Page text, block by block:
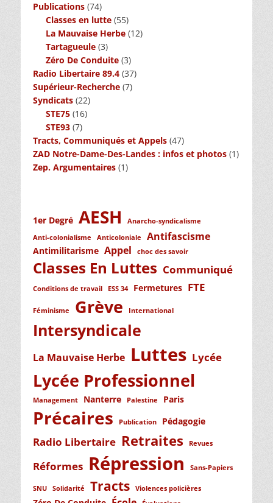
Publications (74)
Classes en lutte (55)
La Mauvaise Herbe (12)
Tartagueule (3)
Zéro De Conduite (3)
Radio Libertaire 89.4 (37)
Supérieur-Recherche (7)
Syndicats (22)
STE75 (16)
STE93 (7)
Tracts, Communiqués et Appels (47)
ZAD Notre-Dame-Des-Landes : infos et photos (1)
Zep. Argumentaires (1)
1er Degré AESH
Anarcho-syndicalisme
Anti-colonialisme
Anticoloniale Antifascisme
Antimilitarisme Appel choc des savoir
Classes En Luttes Communiqué
Conditions de travail ESS 34 Fermetures FTE
Féminisme Grève International
Intersyndicale
La Mauvaise Herbe Luttes Lycée
Lycée Professionnel
Management Nanterre Palestine Paris
Précaires Publication Pédagogie
Radio Libertaire Retraites Revues
Réformes Répression Sans-Papiers
SNU Solidarité Tracts Violences policières